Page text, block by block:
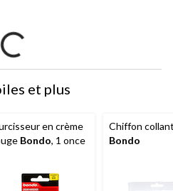
et plus
en crème
Bondo, 1 once
Chiffon
Bondo